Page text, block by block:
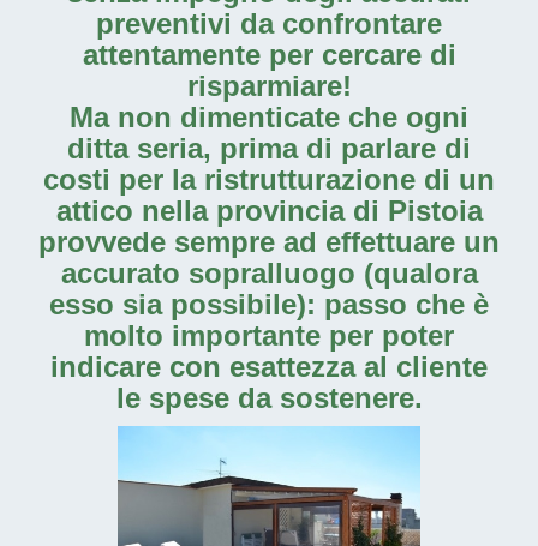
preventivi da confrontare
attentamente per cercare di
risparmiare!
Ma non dimenticate che ogni
ditta seria, prima di parlare di
costi per la ristrutturazione di un
attico nella provincia di Pistoia
provvede sempre ad effettuare un
accurato sopralluogo (qualora
esso sia possibile): passo che è
molto importante per poter
indicare con esattezza al cliente
le spese da sostenere.